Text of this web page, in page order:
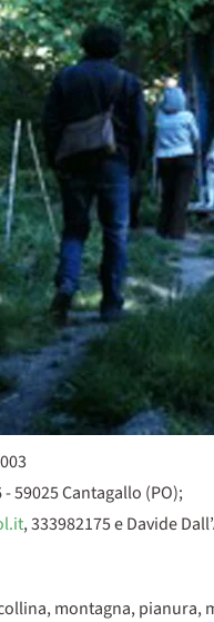
59025 Cantagallo (PO);
, 333982175 e Davide
montagna, pianura,